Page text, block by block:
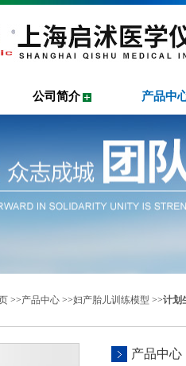
公司简介 产品中
>>产品中心 >>妇产胎儿训练模型 >>计划
产品中心